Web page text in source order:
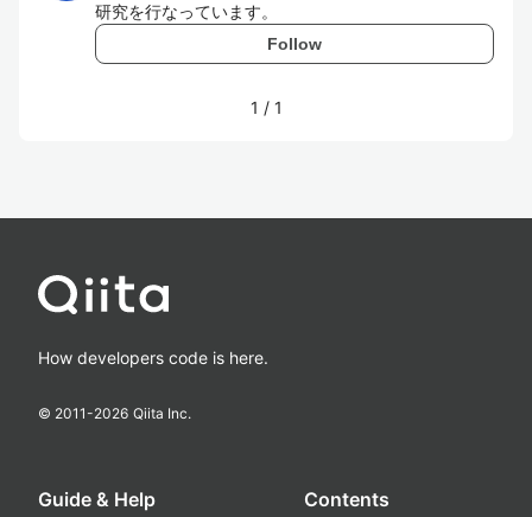
研究を行なっています。
Follow
1 / 1
How developers code is here.
© 2011-2026 Qiita Inc.
Guide & Help Contents